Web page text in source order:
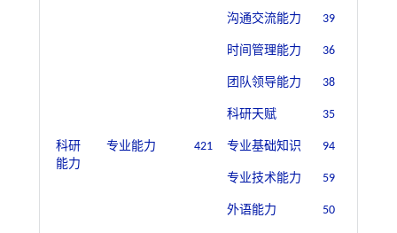
沟通交流能力 39
时间管理能力 36
团队领导能力 38
科研天赋 35
科研
能力
专业能力 421 专业基础知识 94
专业技术能力 59
外语能力 50